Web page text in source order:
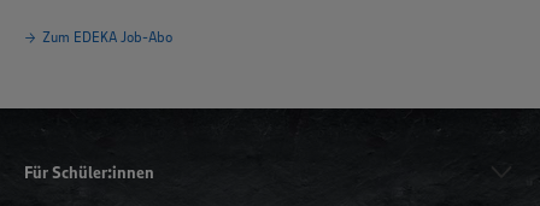
Zum EDEKA Job-Abo
Für Schüler:innen